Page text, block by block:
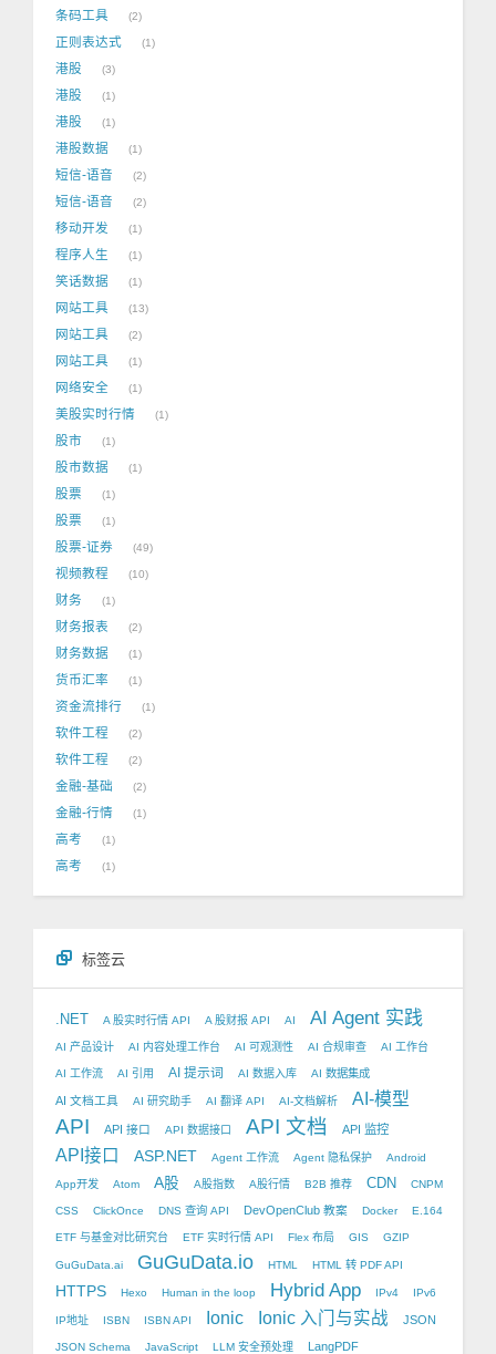
条码工具 2
正则表达式 1
港股 3
港股 1
港股 1
港股数据 1
短信-语音 2
短信-语音 2
移动开发 1
程序人生 1
笑话数据 1
网站工具 13
网站工具 2
网站工具 1
网络安全 1
美股实时行情 1
股市 1
股市数据 1
股票 1
股票 1
股票-证券 49
视频教程 10
财务 1
财务报表 2
财务数据 1
货币汇率 1
资金流排行 1
软件工程 2
软件工程 2
金融-基础 2
金融-行情 1
高考 1
高考 1
标签云
.NET A 股实时行情 API A 股财报 API AI AI Agent 实践
AI 产品设计 AI 内容处理工作台 AI 可观测性 AI 合规审查 AI 工作台
AI 工作流 AI 引用 AI 提示词 AI 数据入库 AI 数据集成
AI 文档工具 AI 研究助手 AI 翻译 API AI-文档解析 AI-模型
API API 接口 API 数据接口 API 文档 API 监控
API接口 ASP.NET Agent 工作流 Agent 隐私保护 Android
App开发 Atom A股 A股指数 A股行情 B2B 推荐 CDN CNPM
CSS ClickOnce DNS 查询 API DevOpenClub 教案 Docker E.164
ETF 与基金对比研究台 ETF 实时行情 API Flex 布局 GIS GZIP
GuGuData.ai GuGuData.io HTML HTML 转 PDF API
HTTPS Hexo Human in the loop Hybrid App IPv4 IPv6
IP地址 ISBN ISBN API Ionic Ionic 入门与实战 JSON
JSON Schema JavaScript LLM 安全预处理 LangPDF